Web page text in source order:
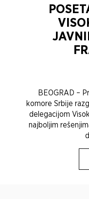
BEOGRAD –
komore Srbije
delegacijom
najboljim